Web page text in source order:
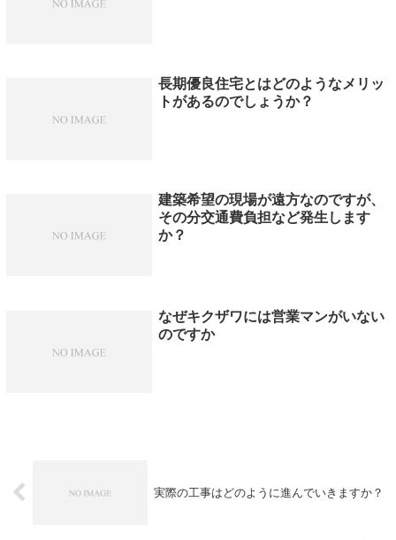
長期優良住宅とはどのようなメリッ
トがあるのでしょうか？
建築希望の現場が遠方なのですが、
その分交通費負担など発生します
か？
なぜキクザワには営業マンがいない
のですか
実際の工事はどのように進んでいきますか？